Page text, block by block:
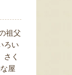
祖父
ろい
さく
屋